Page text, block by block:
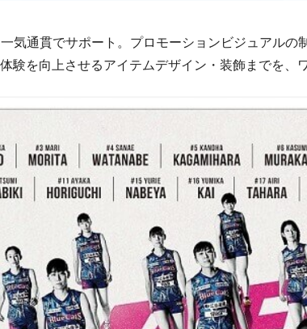
気通貫でサポート。プロモーションビジュアルの
験を向上させるアイテムデザイン・装飾までを、